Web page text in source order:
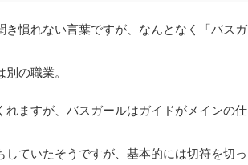
慣れない言葉ですが、なんとなく「バスガ
の職業。
ますが、バスガールはガイドがメインの仕
ていたそうですが、基本的には切符を切っ